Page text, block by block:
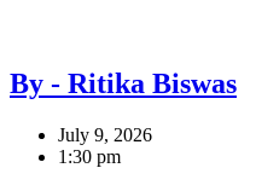
By - Ritika Biswas
July 9, 2026
1:30 pm